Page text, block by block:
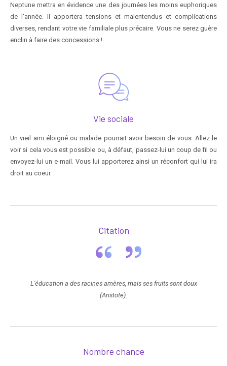
Neptune mettra en évidence une des journées les moins euphoriques
de l'année. Il apportera tensions et malentendus et complications
diverses, rendant votre vie familiale plus précaire. Vous ne serez guère
enclin à faire des concessions !
Vie sociale
Un vieil ami éloigné ou malade pourrait avoir besoin de vous. Allez le
voir si cela vous est possible ou, à défaut, passez-lui un coup de fil ou
envoyez-lui un e-mail. Vous lui apporterez ainsi un réconfort qui lui ira
droit au coeur.
Citation
L'éducation a des racines amères, mais ses fruits sont doux
(Aristote).
Nombre chance